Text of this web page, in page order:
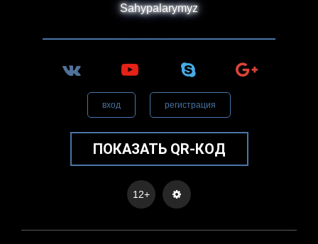
Sahypalarymyz
вход регистрация
ПОКАЗАТЬ QR-КОД
12+